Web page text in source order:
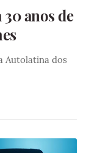
anos de
Autolatina dos